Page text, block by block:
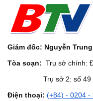
Giám đốc: Nguyễn
Tòa soạn: Trụ sở chính:
Trụ sở 2: số 49
Điện thoại: (+84) - 0204 -